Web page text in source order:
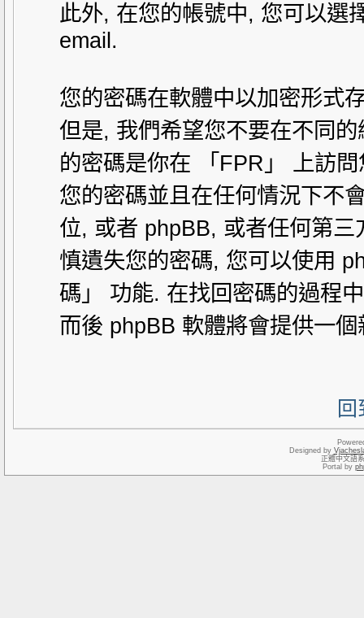
此外, 在您的帳號中, 您可以選
email.
您的密碼在軟體中以加密形式
但是, 我們希望您不要在不同
的密碼是你在 「FPR」 上訪
您的密碼並且在任何情況下不
位, 或者 phpBB, 或者任何第
慎遺失您的密碼, 您可以使用
碼」 功能. 在找回密碼的過程
而後 phpBB 軟體將會提供一
Designed by
正體中文語
Portal by